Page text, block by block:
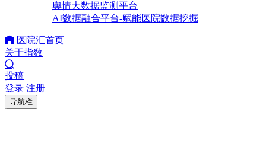
舆情大数据监测平台
AI数据融合平台-赋能医院数据挖掘
医院汇首页
关于指数
投稿
登录 注册
导航栏